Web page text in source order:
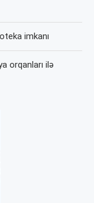
imkanı
orqanları ilə